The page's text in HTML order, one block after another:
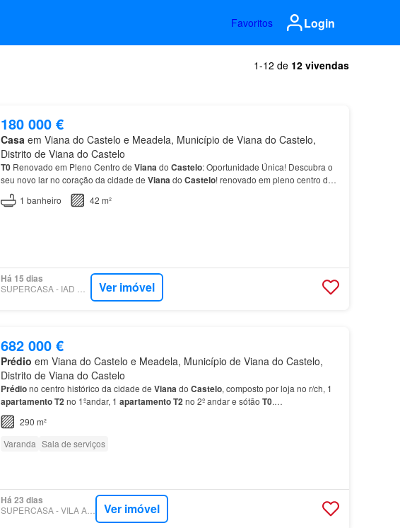
Favoritos Login
1-12 de 12 vivendas
180 000 €
Casaem Viana do Castelo e Meadela, Município de Viana do Castelo,
Distrito de Viana do Castelo
T0Renovado em Pleno Centro de Vianado Castelo: Oportunidade Única! Descubra o
seu novo lar no coração da cidade de Vianado Castelo! renovado em pleno centro de
Viana .…
1 banheiro 42 m²
Há 15 dias
Ver imóvel
682 000 €
Prédio em Viana do Castelo e Meadela, Município de Viana do Castelo,
Distrito de Viana do Castelo
Prédiono centro histórico da cidade de Vianado Castelo, composto por loja no r/ch, 1
apartamentoT2no 1ºandar, 1 apartamentoT2no 2º andar e sótão T0.…
290 m²
Varanda Sala de serviços
Há 23 dias
SUPERCASA - VILA ANDORINHA Ver imóvel